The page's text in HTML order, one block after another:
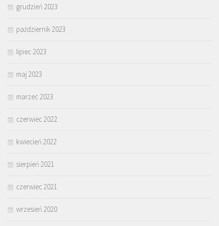
grudzień 2023
październik 2023
lipiec 2023
maj 2023
marzec 2023
czerwiec 2022
kwiecień 2022
sierpień 2021
czerwiec 2021
wrzesień 2020